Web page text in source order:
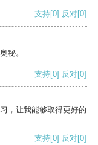
支持[0] 反对[0]
秘。
支持[0] 反对[0]
，让我能够取得更好的
支持[0] 反对[0]